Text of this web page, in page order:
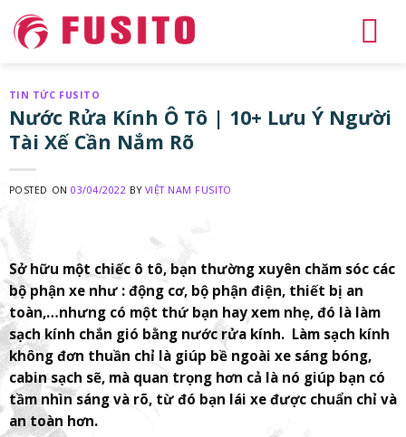
Skip
content
TIN TỨC FUSITO
Nước Rửa Kính Ô Tô | 10+ Lưu Ý Người
Tài Xế Cần Nắm Rõ
POSTED ON03/04/2022 BY VIỆT NAM FUSITO
Sở hữu một chiếc ô tô, bạn thường xuyên chăm sóc các
bộ phận xe như : động cơ, bộ phận điện, thiết bị an
toàn,…nhưng có một thứ bạn hay xem nhẹ, đó là làm
sạch kính chắn gió bằng nước rửa kính. Làm sạch kính
không đơn thuần chỉ là giúp bề ngoài xe sáng bóng,
cabin sạch sẽ, mà quan trọng hơn cả là nó giúp bạn có
tầm nhìn sáng và rõ, từ đó bạn lái xe được chuẩn chỉ và
an toàn hơn.